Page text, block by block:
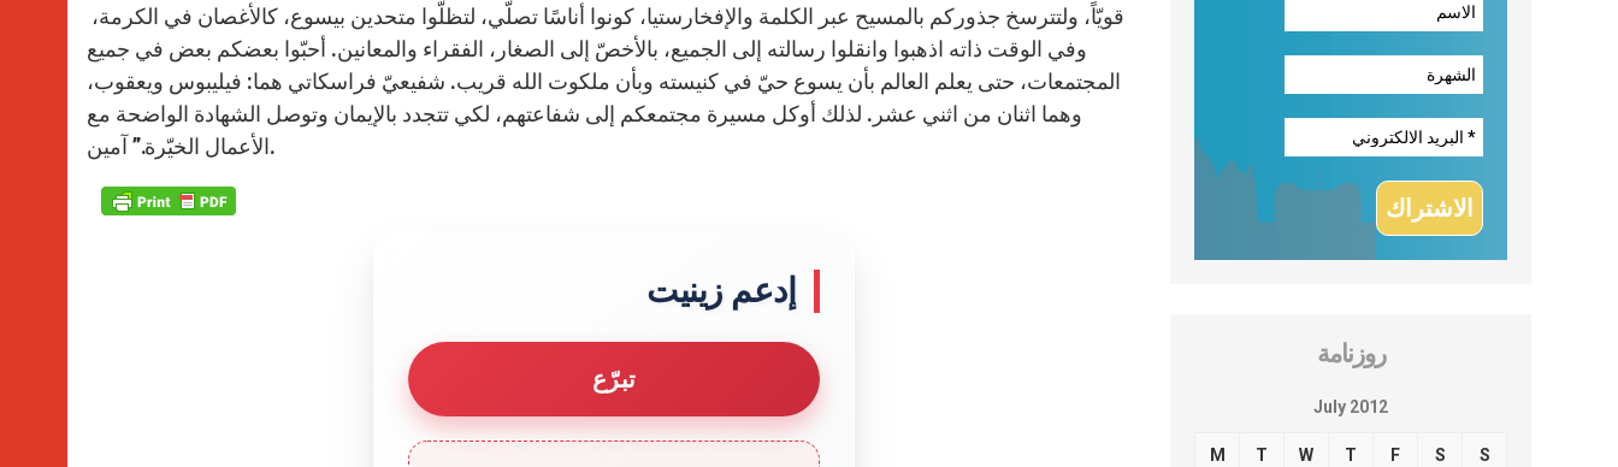
قويّاً، ولتترسخ جذوركم بالمسيح عبر الكلمة والإفخارستيا، كونوا أناسًا تصلّي، لتظلّوا متحدين بيسوع، كالأغصان في الكرمة،
وفي الوقت ذاته اذهبوا وانقلوا رسالته إلى الجميع، بالأخصّ إلى الصغار، الفقراء والمعانين. أحبّوا بعضكم بعض في جميع
المجتمعات، حتى يعلم العالم بأن يسوع حيّ في كنيسته وبأن ملكوت الله قريب. شفيعيّ فراسكاتي هما: فيليبوس ويعقوب،
وهما اثنان من اثني عشر. لذلك أوكل مسيرة مجتمعكم إلى شفاعتهم، لكي تتجدد بالإيمان وتوصل الشهادة الواضحة مع
الأعمال الخيّرة.” آمين.
إدعم زينيت
تبرّع
روزنامة
July 2012
M T W T F S S